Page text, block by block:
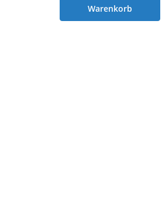
Warenkorb